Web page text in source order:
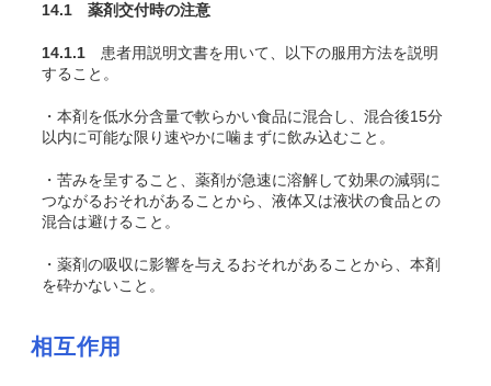
14.1 薬剤交付時の注意
14.1.1 患者用説明文書を用いて、以下の服用方法を説明
すること。
・本剤を低水分含量で軟らかい食品に混合し、混合後15分
以内に可能な限り速やかに噛まずに飲み込むこと。
・苦みを呈すること、薬剤が急速に溶解して効果の減弱に
つながるおそれがあることから、液体又は液状の食品との
混合は避けること。
・薬剤の吸収に影響を与えるおそれがあることから、本剤
を砕かないこと。
相互作用